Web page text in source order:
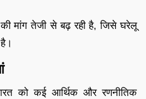
मांग तेजी से बढ़ रही है, जिसे घरेलू
को कई आर्थिक और रणनीतिक